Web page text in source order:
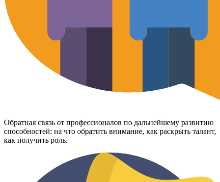
Обратная связь от профессионалов по дальнейшему развитию
способностей: на что обратить внимание, как раскрыть талант,
как получить роль.